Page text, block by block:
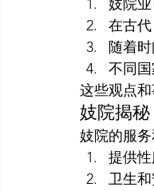
妓院
在古
随着
不同
这些观点
妓院揭
妓院的服
提供
卫生